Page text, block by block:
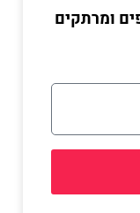
ומרתקים